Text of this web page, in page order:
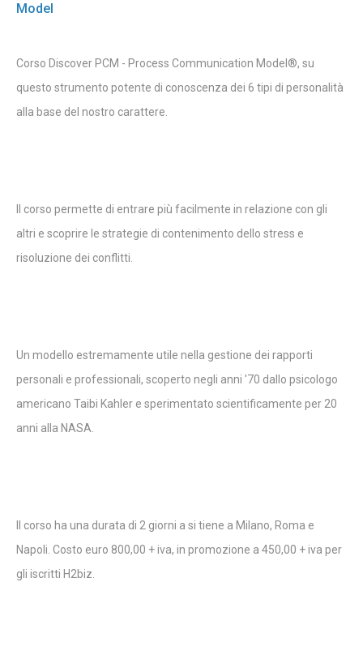
Model
Corso Discover PCM - Process Communication Model®, su
questo strumento potente di conoscenza dei 6 tipi di personalità
alla base del nostro carattere.
Il corso permette di entrare più facilmente in relazione con gli
altri e scoprire le strategie di contenimento dello stress e
risoluzione dei conflitti.
Un modello estremamente utile nella gestione dei rapporti
personali e professionali, scoperto negli anni '70 dallo psicologo
americano Taibi Kahler e sperimentato scientificamente per 20
anni alla NASA.
Il corso ha una durata di 2 giorni a si tiene a Milano, Roma e
Napoli. Costo euro 800,00 + iva, in promozione a 450,00 + iva per
gli iscritti H2biz.